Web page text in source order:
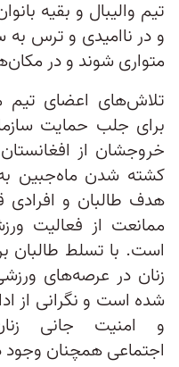
تیم والیبال و بقیه
و در ناامیدی و ترس
متواری شوند و در
تلاش‌های اعضای تیم
برای جلب حمایت
خروجشان از
کشته شدن ماه‌جبین به
هدف طالبان و افرادی
ممانعت از فعالیت
است. با تسلط طالبان
زنان در عرصه‌های
شده است و نگرانی از
و امنیت جانی
اجتماعی همچنان وجود